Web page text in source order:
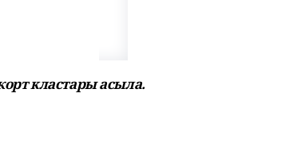
кластары асыла.